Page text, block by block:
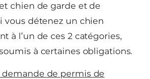
chien de garde et de
vous détenez un chien
à l’un de ces 2 catégories,
à certaines obligations.
demande de permis de